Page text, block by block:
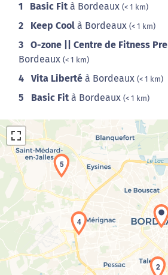
1 Basic Fit à Bordeaux (< 1 km)
2 Keep Cool à Bordeaux (< 1 km)
3 O-zone || Centre de Fitness
Bordeaux (< 1 km)
4 Vita Liberté à Bordeaux (< 1 km)
5 Basic Fit à Bordeaux (< 1 km)
Chargement de la carte
2
4
5